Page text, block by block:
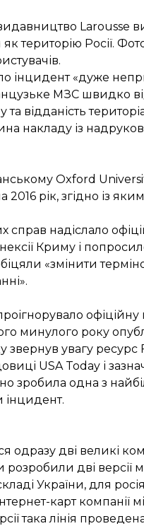
Larousse
територію Росії.
інцидент «дуже
МЗС швидко
відданість
накладу із
Oxford
2016 рік, згідно із
справ надіслало
Криму і
«змінити
минулого року
звернув увагу ресурс
USA Today і
зробила одна з
інцидент.
одразу дві великі
розробили дві
України, для
карт
така лінія